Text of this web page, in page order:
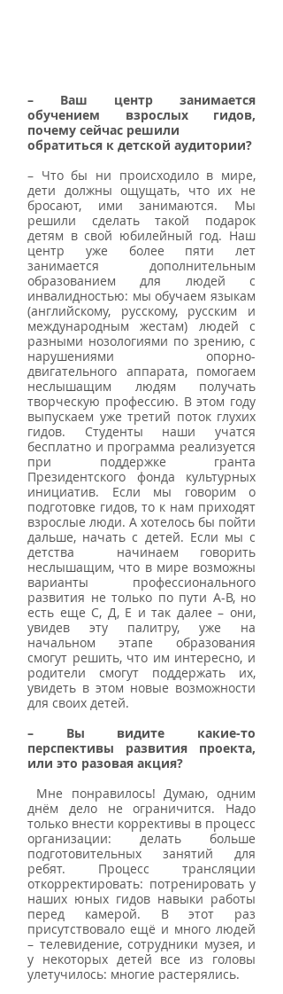
– Ваш центр занимается
обучением взрослых гидов,
почему сейчас решили
обратиться к детской аудитории?
– Что бы ни происходило в мире,
дети должны ощущать, что их не
бросают, ими занимаются. Мы
решили сделать такой подарок
детям в свой юбилейный год. Наш
центр уже более пяти лет
занимается дополнительным
образованием для людей с
инвалидностью: мы обучаем языкам
(английскому, русскому, русским и
международным жестам) людей с
разными нозологиями по зрению, с
нарушениями опорно-
двигательного аппарата, помогаем
неслышащим людям получать
творческую профессию. В этом году
выпускаем уже третий поток глухих
гидов. Студенты наши учатся
бесплатно и программа реализуется
при поддержке гранта
Президентского фонда культурных
инициатив. Если мы говорим о
подготовке гидов, то к нам приходят
взрослые люди. А хотелось бы пойти
дальше, начать с детей. Если мы с
детства  начинаем говорить
неслышащим, что в мире возможны
варианты профессионального
развития не только по пути А-В, но
есть еще С, Д, Е и так далее – они,
увидев эту палитру, уже на
начальном этапе образования
смогут решить, что им интересно, и
родители смогут поддержать их,
увидеть в этом новые возможности
для своих детей.
– Вы видите какие-то
перспективы развития проекта,
или это разовая акция?
днём дело не ограничится. Надо
только внести коррективы в процесс
организации: делать больше
подготовительных занятий для
ребят. Процесс трансляции
откорректировать: потренировать у
наших юных гидов навыки работы
перед камерой. В этот раз
присутствовало ещё и много людей
– телевидение, сотрудники музея, и
у некоторых детей все из головы
улетучилось: многие растерялись.